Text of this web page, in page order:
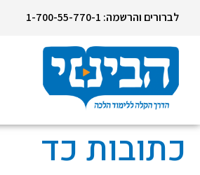
לברורים והרשמה: 1-700-55-770-1
כתובות כד